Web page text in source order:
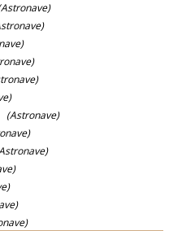
(Astronave)